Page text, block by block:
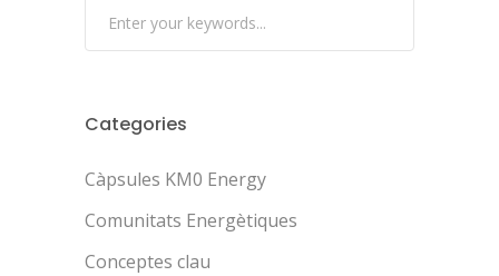
Categories
Càpsules KM0 Energy
Comunitats Energètiques
Conceptes clau